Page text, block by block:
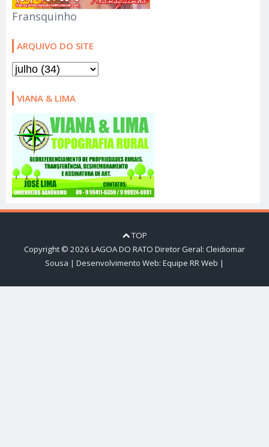
Fransquinho
ARQUIVO DO SITE
VIANA & LIMA
TOP
Copyright © 2026 LAGOA DO RATO Diretor Geral: Cleidiomar
Sousa | Desenvolvimento Web: Equipe RR Web |